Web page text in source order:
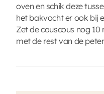
oven en schik deze
het bakvocht er ook bij
Zet de couscous nog
met de rest van de